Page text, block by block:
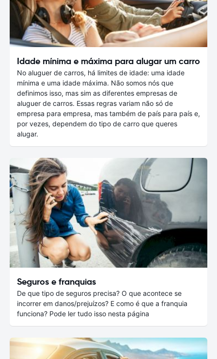
Idade mínima e máxima para alugar um carro
No aluguer de carros, há limites de idade: uma idade
mínima e uma idade máxima. Não somos nós que
definimos isso, mas sim as diferentes empresas de
aluguer de carros. Essas regras variam não só de
empresa para empresa, mas também de país para país e,
por vezes, dependem do tipo de carro que queres
alugar.
Seguros e franquias
De que tipo de seguros precisa? O que acontece se
incorrer em danos/prejuízos? E como é que a franquia
funciona? Pode ler tudo isso nesta página